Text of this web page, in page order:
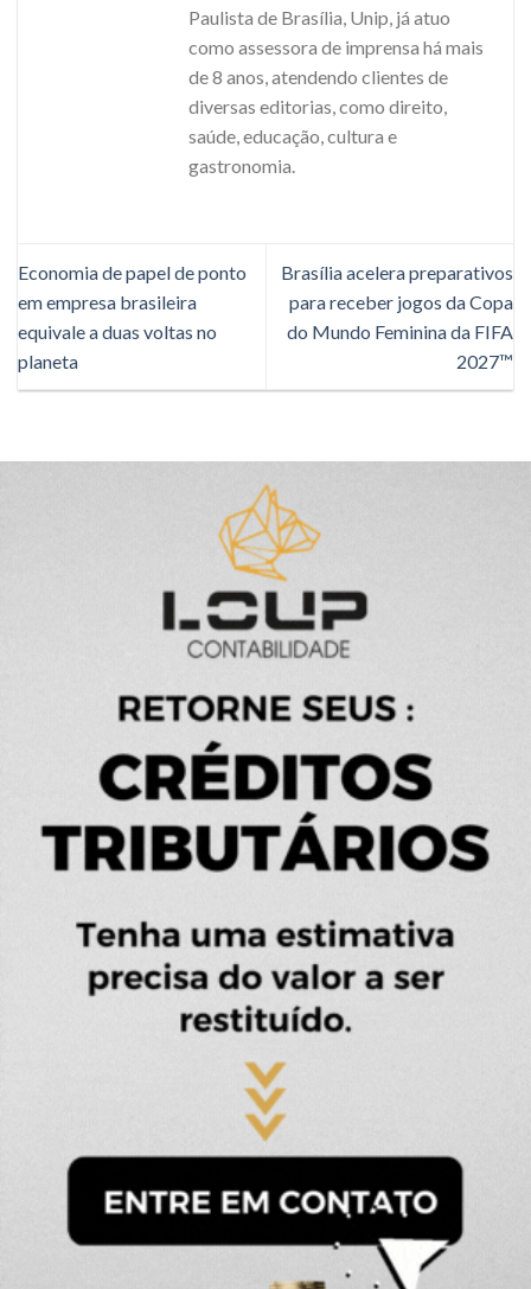
Paulista de Brasília, Unip, já atuo
como assessora de imprensa há mais
de 8 anos, atendendo clientes de
diversas editorias, como direito,
saúde, educação, cultura e
gastronomia.
Economia de papel de ponto
em empresa brasileira
equivale a duas voltas no
planeta
Brasília acelera preparativos
para receber jogos da Copa
do Mundo Feminina da FIFA
2027™